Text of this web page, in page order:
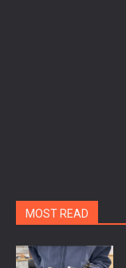
MOST READ